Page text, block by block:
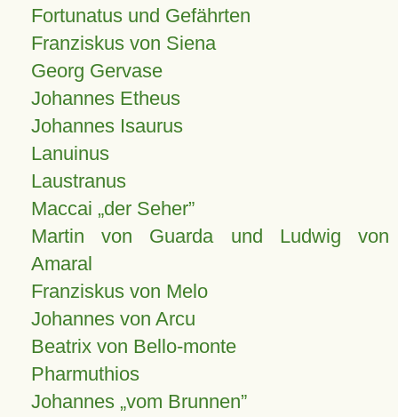
Fortunatus und Gefährten
Franziskus von Siena
Georg Gervase
Johannes Etheus
Johannes Isaurus
Lanuinus
Laustranus
Maccai „der Seher”
Martin von Guarda und Ludwig von
Amaral
Franziskus von Melo
Johannes von Arcu
Beatrix von Bello-monte
Pharmuthios
Johannes vom Brunnen